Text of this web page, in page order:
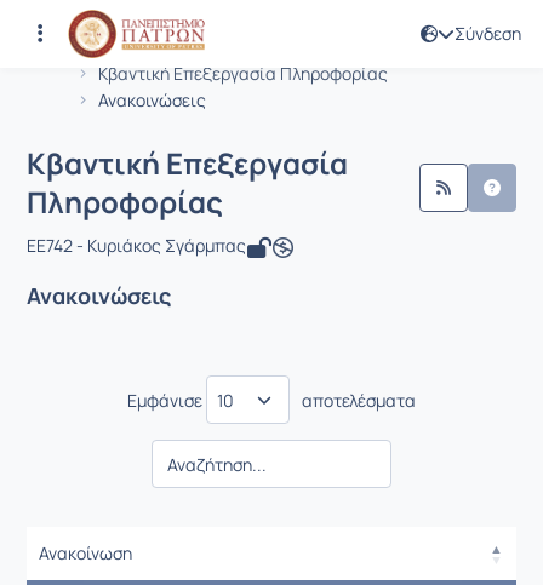
Σύνδεση
Αρχική Σελίδα
Κβαντική Επεξεργασία Πληροφορίας
Ανακοινώσεις
Μάθημα : Κβαντική Επεξεργασία
Κωδικός : EE742
Κβαντική Επεξεργασία
Πληροφορίας
EE742 - Κυριάκος Σγάρμπας
Ανακοινώσεις
Εμφάνισε αποτελέσματα
Ανακοίνωση